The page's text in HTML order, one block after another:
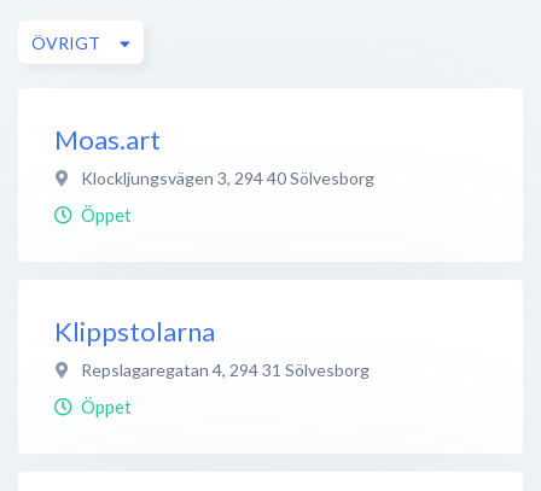
ÖVRIGT
Moas.art
Klockljungsvägen 3, 294 40Sölvesborg
Öppet
Klippstolarna
Repslagaregatan 4, 294 31 Sölvesborg
Öppet